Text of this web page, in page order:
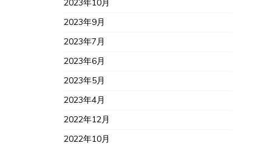
2023年10月
2023年9月
2023年7月
2023年6月
2023年5月
2023年4月
2022年12月
2022年10月